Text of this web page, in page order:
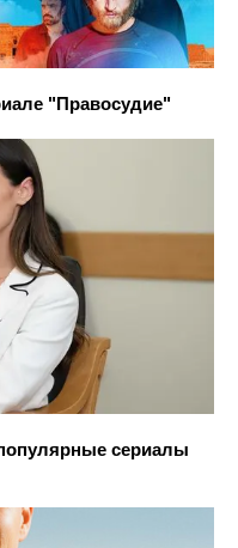
"Правосудие"
сериалы